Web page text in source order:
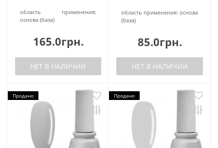
область применения:
основа (база)
165.0грн.
НЕТ В НАЛИЧИИ
область применения: основа
(база)
85.0грн.
НЕТ В НАЛИЧИИ
Продано Продано